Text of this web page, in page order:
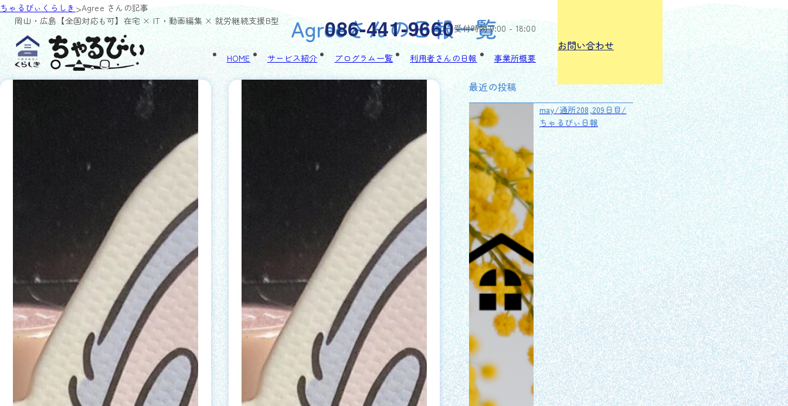
岡山・広島【全国対応も可】在宅 × IT・動画編集 × 就労継続支援B型 086-441-9660受付時間 9:00 - 18:00
HOME サービス紹介 プログラム一覧 利用者さんの日報 事業所概要
お問い合わせ
ちゃるびぃくらしき>Agree さんの記事
Agreeさんの日報一覧
最近の投稿
may/通所208,209日目/
ちゃるびぃ日報